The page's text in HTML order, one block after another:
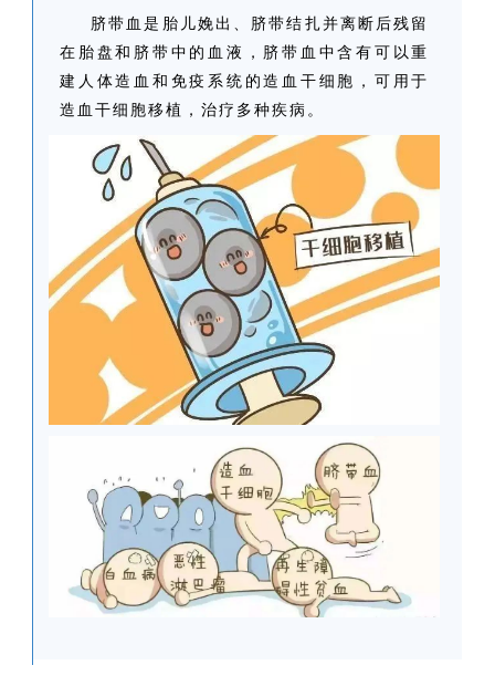
脐带血是胎儿娩出、脐带结扎并离断后残留
在胎盘和脐带中的血液，脐带血中含有可以重
建人体造血和免疫系统的造血干细胞，可用于
造血干细胞移植，治疗多种疾病。